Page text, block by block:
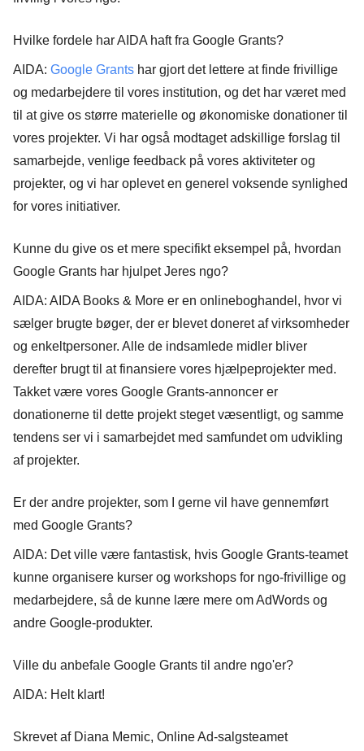
Hvilke fordele har AIDA haft fra Google Grants?
AIDA: Google Grants har gjort det lettere at finde frivillige
og medarbejdere til vores institution, og det har været med
til at give os større materielle og økonomiske donationer til
vores projekter. Vi har også modtaget adskillige forslag til
samarbejde, venlige feedback på vores aktiviteter og
projekter, og vi har oplevet en generel voksende synlighed
for vores initiativer.
Kunne du give os et mere specifikt eksempel på, hvordan
Google Grants har hjulpet Jeres ngo?
AIDA: AIDA Books & More er en onlineboghandel, hvor vi
sælger brugte bøger, der er blevet doneret af virksomheder
og enkeltpersoner. Alle de indsamlede midler bliver
derefter brugt til at finansiere vores hjælpeprojekter med.
Takket være vores Google Grants-annoncer er
donationerne til dette projekt steget væsentligt, og samme
tendens ser vi i samarbejdet med samfundet om udvikling
af projekter.
Er der andre projekter, som I gerne vil have gennemført
med Google Grants?
AIDA: Det ville være fantastisk, hvis Google Grants-teamet
kunne organisere kurser og workshops for ngo-frivillige og
medarbejdere, så de kunne lære mere om AdWords og
andre Google-produkter.
Ville du anbefale Google Grants til andre ngo'er?
AIDA: Helt klart!
Skrevet af Diana Memic, Online Ad-salgsteamet